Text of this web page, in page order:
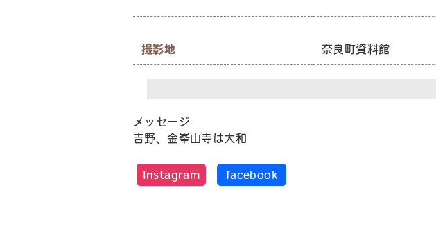
撮影地 奈良町資料館
メッセージ
吉野、金峯山寺は大和
Instagram facebook